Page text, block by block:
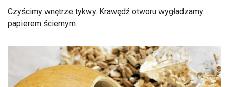
Czyścimy wnętrze tykwy. Krawędź otworu wygładzamy
papierem ściernym.